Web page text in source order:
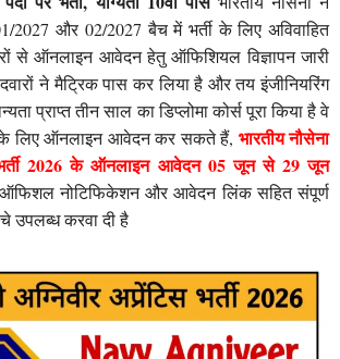
2027 और 02/2027 बैच में भर्ती के लिए अविवाहित
से ऑनलाइन आवेदन हेतु ऑफिशियल विज्ञापन जारी
ने मैट्रिक पास कर लिया है और तय इंजीनियरिंग
प्राप्त तीन साल का डिप्लोमा कोर्स पूरा किया है वे
के लिए ऑनलाइन आवेदन कर सकते हैं, भारतीय नौसेना
भर्ती 2026 के ऑनलाइन आवेदन 05 जून से 29 जून
नोटिफिकेशन और आवेदन लिंक सहित संपूर्ण
उपलब्ध करवा दी है